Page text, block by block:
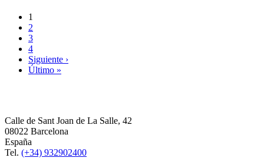
1
2
3
4
Siguiente ›
Último »
Calle de Sant Joan de La Salle, 42
08022 Barcelona
España
Tel. (+34) 932902400